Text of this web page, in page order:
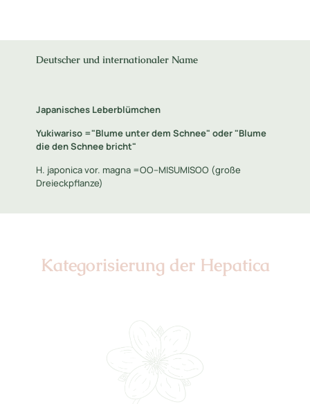
Deutscher und internationaler Name
Japanisches Leberblümchen
Yukiwariso ="Blume unter dem Schnee" oder "Blume
die den Schnee bricht"
H. japonica vor. magna =OO--MISUMISOO (große
Dreieckpflanze)
Kategorisierung der Hepatica